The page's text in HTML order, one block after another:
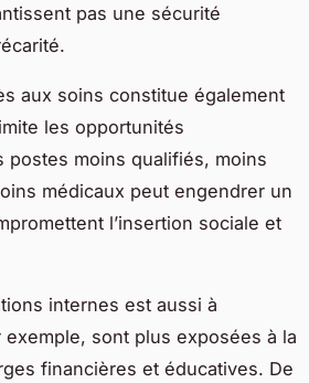
pas une sécurité
aux soins constitue également
les opportunités
moins qualifiés, moins
médicaux peut engendrer un
l’insertion sociale et
internes est aussi à
sont plus exposées à la
financières et éducatives. De